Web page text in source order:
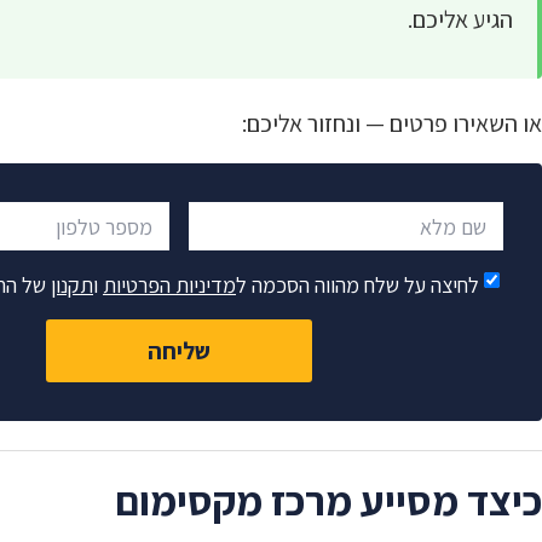
הגיע אליכם.
או השאירו פרטים — ונחזור אליכם:
שם מלא מספר טלפון
לחיצה על שלח מהווה הסכמה למדיניות הפרטיות ותקנון של
שליחה
כיצד מסייע מרכז מקסימום